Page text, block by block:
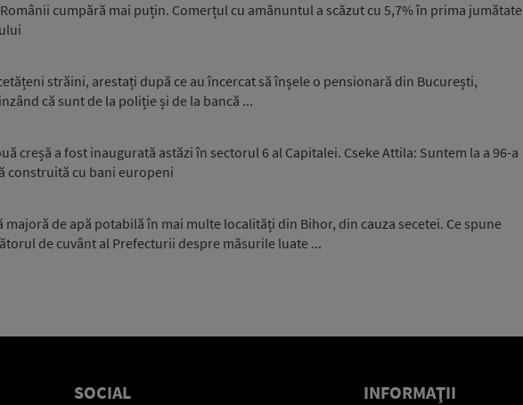
Românii cumpără mai puțin. Comerțul cu amănuntul a scăzut cu 5,7% în prima jumătate
străini, arestați după ce au încercat să înșele o pensionară din București,
că sunt de la poliție și de la bancă ...
creșă a fost inaugurată astăzi în sectorul 6 al Capitalei. Cseke Attila: Suntem la a 96-a
construită cu bani europeni
majoră de apă potabilă în mai multe localități din Bihor, din cauza secetei. Ce spune
de cuvânt al Prefecturii despre măsurile luate ...
SOCIAL INFORMAŢII